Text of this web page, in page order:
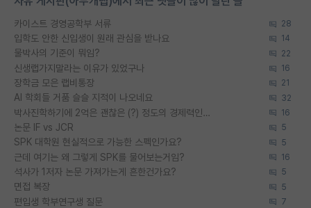
카이스트 경영공학부 서류 28
입학도 안한 신입생이 원래 관심을 받나요 14
물박사의 기준이 뭐임? 22
신생랩가지말라는 이유가 있었구나 16
장학금 모은 랩비통장 21
AI 학회들 거품 슬슬 지적이 나오네요 32
박사진학하기에 2억은 괜찮은 (?) 정도의 경제력인가요 16
논문 IF vs JCR 5
SPK 대학원 현실적으로 가능한 스펙인가요? 5
근데 여기는 왜 그렇게 SPK를 물어보는거임? 16
석사가 1저자 논문 가져가는게 흔한건가요? 5
면접 복장 5
편입생 학부연구생 질문 7